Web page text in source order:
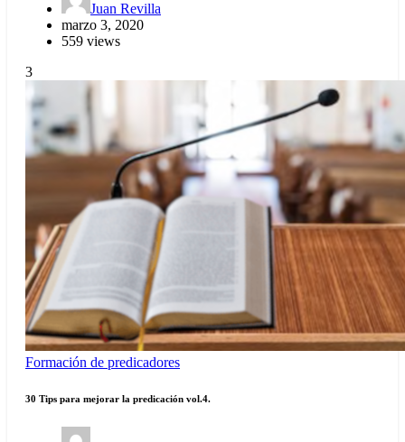
Juan Revilla
marzo 3, 2020
559 views
3
Formación de predicadores
30 Tips para mejorar la predicación vol.4.